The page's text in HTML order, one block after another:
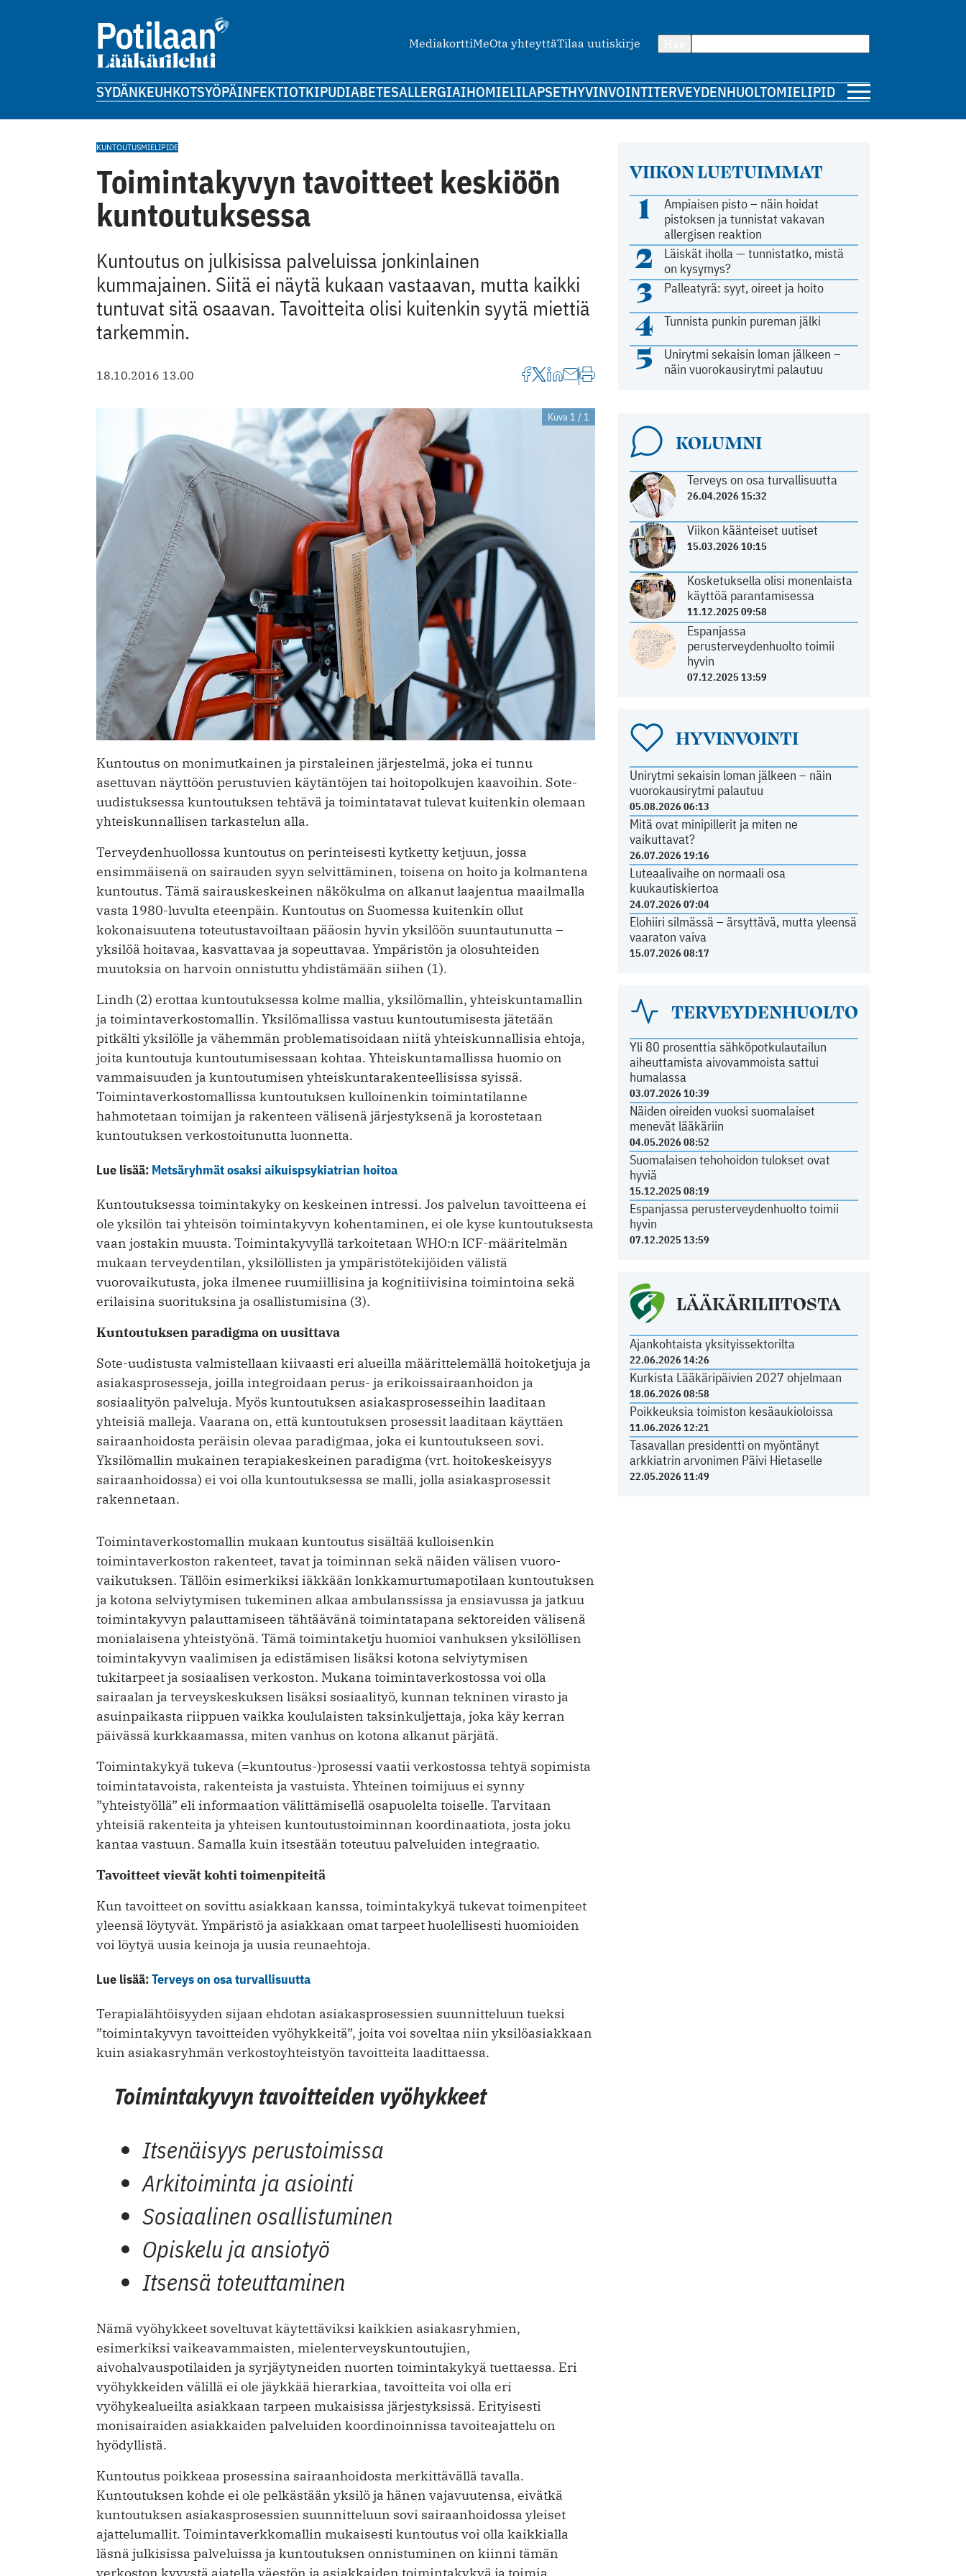
MediakorttiMeOta yhteyttäTilaa uutiskirje
SYDÄNKEUHKOTSYÖPÄINFEKTIOTKIPUDIABETESALLERGIAIHOMIELILAPSETHYVINVOINTITERVEYDENHUOLTOMIELIPIDE
VIIKON LUETUIMMAT
1
Ampiaisen pisto – näin hoidat
pistoksen ja tunnistat vakavan
allergisen reaktion
2
Läiskät iholla — tunnistatko, mistä
on kysymys?
3 Palleatyrä: syyt, oireet ja hoito
4 Tunnista punkin pureman jälki
5
Unirytmi sekaisin loman jälkeen –
näin vuorokausirytmi palautuu
KOLUMNI
Terveys on osa turvallisuutta
26.04.2026 15:32
Viikon käänteiset uutiset
15.03.2026 10:15
Kosketuksella olisi monenlaista
käyttöä parantamisessa
11.12.2025 09:58
Espanjassa
perusterveydenhuolto toimii
hyvin
07.12.2025 13:59
HYVINVOINTI
Unirytmi sekaisin loman jälkeen – näin
vuorokausirytmi palautuu
05.08.2026 06:13
Mitä ovat minipillerit ja miten ne
vaikuttavat?
26.07.2026 19:16
Luteaalivaihe on normaali osa
kuukautiskiertoa
24.07.2026 07:04
Elohiiri silmässä – ärsyttävä, mutta yleensä
vaaraton vaiva
15.07.2026 08:17
TERVEYDENHUOLTO
Yli 80 prosenttia sähköpotkulautailun
aiheuttamista aivovammoista sattui
humalassa
03.07.2026 10:39
Näiden oireiden vuoksi suomalaiset
menevät lääkäriin
04.05.2026 08:52
Suomalaisen tehohoidon tulokset ovat
hyviä
15.12.2025 08:19
Espanjassa perusterveydenhuolto toimii
hyvin
07.12.2025 13:59
LÄÄKÄRILIITOSTA
Ajankohtaista yksityissektorilta
22.06.2026 14:26
Kurkista Lääkäripäivien 2027 ohjelmaan
18.06.2026 08:58
Poikkeuksia toimiston kesäaukioloissa
11.06.2026 12:21
Tasavallan presidentti on myöntänyt
arkkiatrin arvonimen Päivi Hietaselle
22.05.2026 11:49
KUNTOUTUSMIELIPIDE
Toimintakyvyn tavoitteet keskiöön
kuntoutuksessa
Kuntoutus on julkisissa palveluissa jonkinlainen
kummajainen. Siitä ei näytä kukaan vastaavan, mutta kaikki
tuntuvat sitä osaavan. Tavoitteita olisi kuitenkin syytä miettiä
tarkemmin.
18.10.2016 13.00
Kuva 1 / 1
Kuntoutus on monimutkainen ja pirstaleinen järjestelmä, joka ei tunnu
asettuvan näyttöön perustuvien käytäntöjen tai hoitopolkujen kaavoihin. Sote-
uudistuksessa kuntoutuksen tehtävä ja toimintatavat tulevat kuitenkin olemaan
yhteiskunnallisen tarkastelun alla.
Terveydenhuollossa kuntoutus on perinteisesti kytketty ketjuun, jossa
ensimmäisenä on sairauden syyn selvittäminen, toisena on hoito ja kolmantena
kuntoutus. Tämä sairauskeskeinen näkökulma on alkanut laajentua maailmalla
vasta 1980-luvulta eteenpäin. Kuntoutus on Suomessa kuitenkin ollut
kokonaisuutena toteutustavoiltaan pääosin hyvin yksilöön suuntautunutta –
yksilöä hoitavaa, kasvattavaa ja sopeuttavaa. Ympäristön ja olosuhteiden
muutoksia on harvoin onnistuttu yhdistämään siihen (1).
Lindh (2) erottaa kuntoutuksessa kolme mallia, yksilömallin, yhteiskuntamallin
ja toimintaverkostomallin. Yksilömallissa vastuu kuntoutumisesta jätetään
pitkälti yksilölle ja vähemmän problematisoidaan niitä yhteiskunnallisia ehtoja,
joita kuntoutuja kuntoutumisessaan kohtaa. Yhteiskuntamallissa huomio on
vammaisuuden ja kuntoutumisen yhteiskunta­rakenteellisissa syissä.
Toimintaverkostomallissa kuntoutuksen kulloinenkin toimintatilanne
hahmotetaan toimijan ja rakenteen välisenä järjestyksenä ja korostetaan
kuntoutuksen verkostoitunutta luonnetta.
Lue lisää: Metsäryhmät osaksi aikuispsykiatrian hoitoa
Kuntoutuksessa toimintakyky on keskeinen intressi. Jos palvelun tavoitteena ei
ole yksilön tai yhteisön toimintakyvyn kohentaminen, ei ole kyse kuntoutuksesta
vaan jostakin muusta. Toimintakyvyllä tarkoitetaan WHO:n ICF-määritelmän
mukaan terveydentilan, yksilöllisten ja ympäristötekijöiden välistä
vuorovaikutusta, ­joka ilmenee ruumiillisina ja kognitiivisina toimintoina sekä
erilaisina suorituksina ja osallistumisina (3).
Kuntoutuksen paradigma on uusittava
Sote-uudistusta valmistellaan kiivaasti eri alueil­la määrittelemällä hoitoketjuja ja
asiakasprosesseja, joilla integroidaan perus- ja erikoissairaanhoidon ja
sosiaalityön palveluja. Myös kuntoutuksen asiakasprosesseihin laaditaan
yhteisiä malleja. Vaarana on, että kuntoutuksen prosessit laaditaan käyttäen
sairaanhoidosta peräisin olevaa paradigmaa, joka ei kuntoutukseen sovi.
Yksilömallin mukainen terapiakeskeinen paradigma (vrt. hoitokeskeisyys
sairaanhoidossa) ei voi olla kuntoutuksessa se malli, jolla asiakasprosessit
rakennetaan.
Toimintaverkostomallin mukaan kuntoutus sisältää kulloisenkin
toimintaverkoston rakenteet, tavat ja toiminnan sekä näiden välisen vuoro­
vaikutuksen. Tällöin esimerkiksi iäkkään lonkkamurtumapotilaan kuntoutuksen
ja kotona selviytymisen tukeminen alkaa ambulanssissa ja ensiavussa ja jatkuu
toimintakyvyn palauttamiseen tähtäävänä toimintatapana sektoreiden välisenä
monialaisena yhteistyönä. Tämä toimintaketju huomioi vanhuksen yksilöllisen
toimintakyvyn vaalimisen ja edistämisen lisäksi kotona selviytymisen
tukitarpeet ja sosiaalisen verkoston. Mukana toimintaverkostossa voi olla
sairaalan ja terveyskeskuksen lisäksi sosiaalityö, kunnan tekninen virasto ja
asuinpaikasta riippuen vaikka koululaisten taksinkuljettaja, joka käy kerran
päivässä kurkkaamassa, miten vanhus on kotona alkanut pärjätä.
Toimintakykyä tukeva (=kuntoutus-)prosessi vaatii verkostossa tehtyä sopimista
toiminta­tavoista, rakenteista ja vastuista. Yhteinen toimijuus ei synny
”yhteistyöllä” eli informaation välittämisellä osapuolelta toiselle. Tarvitaan
yhteisiä rakenteita ja yhteisen kuntoutustoiminnan koordinaatiota, josta joku
kantaa vastuun. Samalla kuin itsestään toteutuu palveluiden integraatio.
Tavoitteet vievät kohti toimenpiteitä
Kun tavoitteet on sovittu asiakkaan kanssa, toimintakykyä tukevat toimenpiteet
yleensä löytyvät. Ympäristö ja asiakkaan omat tarpeet huolellisesti huomioiden
voi löytyä uusia keinoja ja ­uusia reunaehtoja.
Lue lisää:Terveys on osa turvallisuutta
Terapialähtöisyyden sijaan ehdotan asiakasprosessien suunnitteluun tueksi
”toiminta­kyvyn tavoitteiden vyöhykkeitä”, joita voi soveltaa niin yksilöasiakkaan
kuin asiakasryhmän verkostoyhteistyön tavoitteita laadittaessa.
Toimintakyvyn tavoitteiden vyöhykkeet
Itsenäisyys perustoimissa
Arkitoiminta ja asiointi
Sosiaalinen osallistuminen
Opiskelu ja ansiotyö
Itsensä toteuttaminen
Nämä vyöhykkeet soveltuvat käytettäviksi kaikkien asiakasryhmien,
esimerkiksi vaikeavammaisten, mielenterveyskuntoutujien,
aivohalvauspotilaiden ja syrjäytyneiden nuorten toimintakykyä tuettaessa. Eri
vyöhykkeiden välillä ei ole jäykkää hierarkiaa, tavoitteita voi olla eri
vyöhykealueilta asiakkaan tarpeen mukaisissa järjestyksissä. Erityisesti
monisairaiden asiakkaiden palveluiden koordinoinnissa tavoiteajattelu on
hyödyllistä.
Kuntoutus poikkeaa prosessina sairaanhoidosta merkittävällä tavalla.
Kuntoutuksen kohde ei ole pelkästään yksilö ja hänen vajavuutensa, eivätkä
kuntoutuksen asiakasprosessien suunnitteluun sovi sairaanhoidossa yleiset
ajattelumallit. Toimintaverkkomallin mukaisesti kuntoutus voi olla kaikkialla
läsnä julkisissa palveluissa ja kuntoutuksen onnistuminen on kiinni tämän